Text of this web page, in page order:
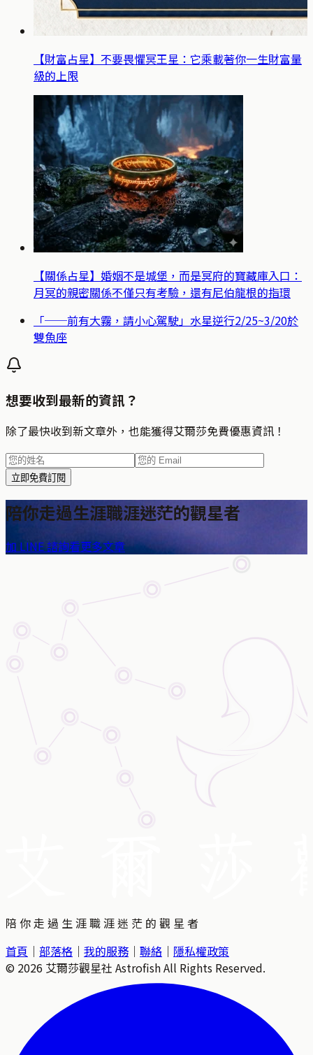
【財富占星】不要畏懼冥王星：它乘載著你一生財富量
級的上限
【關係占星】婚姻不是城堡，而是冥府的寶藏庫入口：
月冥的親密關係不僅只有考驗，還有尼伯龍根的指環
「──前有大霧，請小心駕駛」水星逆行2/25~3/20於
雙魚座
想要收到最新的資訊？
除了最快收到新文章外，也能獲得艾爾莎免費優惠資訊！
立即免費訂閱
陪你走過生涯職涯迷茫的觀星者
加 LINE 諮詢看更多文章
陪 你 走 過 生 涯 職 涯 迷 茫 的 觀 星 者
首頁 ｜ 部落格 ｜ 我的服務 ｜ 聯絡 ｜ 隱私權政策
© 2026 艾爾莎觀星社 Astrofish All Rights Reserved.